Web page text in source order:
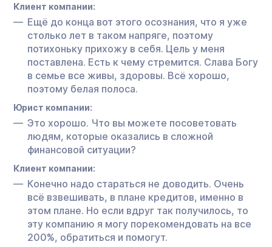
Клиент компании:
Ещё до конца вот этого осознания, что я уже
столько лет в таком напряге, поэтому
потихоньку прихожу в себя. Цель у меня
поставлена. Есть к чему стремится. Слава Богу
в семье все живы, здоровы. Всё хорошо,
поэтому белая полоса.
Юрист компании:
Это хорошо. Что вы можете посоветовать
людям, которые оказались в сложной
финансовой ситуации?
Клиент компании:
Конечно надо стараться не доводить. Очень
всё взвешивать, в плане кредитов, именно в
этом плане. Но если вдруг так получилось, то
эту компанию я могу порекомендовать на все
200%, обратиться и помогут.